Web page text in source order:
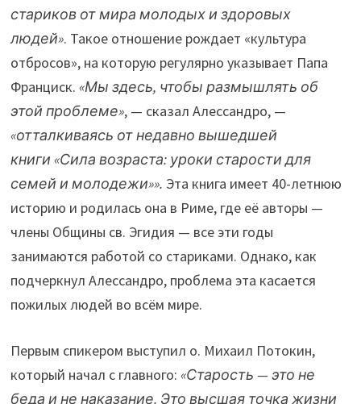
стариков от мира молодых и здоровых
людей». Такое отношение рождает «культура
отбросов», на которую регулярно указывает Папа
Франциск.«Мы здесь, чтобы размышлять об
этой проблеме», — сказал Алессандро, —
«отталкиваясь от недавно вышедшей
книги «Сила возраста: уроки старости для
семей и молодежи»». Эта книга имеет 40-летнюю
историю и родилась она в Риме, где её авторы —
члены Общины св. Эгидия — все эти годы
занимаются работой со стариками. Однако, как
подчеркнул Алессандро, проблема эта касается
пожилых людей во всём мире.
Первым спикером выступил о. Михаил Потокин,
который начал с главного:«Старость — это не
беда и не наказание. Это высшая точка жизни